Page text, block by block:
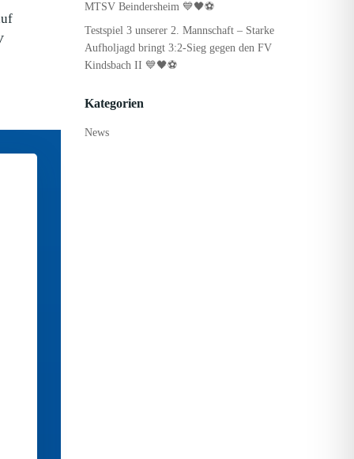
MTSV Beindersheim 💙🖤⚽
Testspiel 3 unserer 2. Mannschaft – Starke
Aufholjagd bringt 3:2-Sieg gegen den FV
Kindsbach II 💙🖤⚽
Kategorien
News